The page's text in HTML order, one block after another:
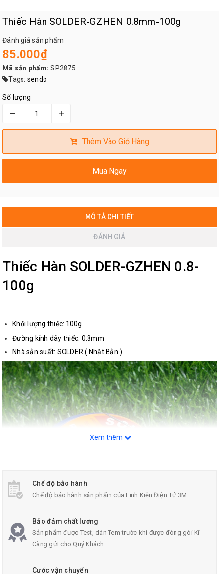
Thiếc Hàn SOLDER-GZHEN 0.8mm-100g
Đánh giá sản phẩm
85.000₫
Mã sản phẩm: SP2875
Tags: sendo
Số lượng
– +
Thêm Vào Giỏ Hàng
Mua Ngay
MÔ TẢ CHI TIẾT
ĐÁNH GIÁ
Thiếc Hàn SOLDER-GZHEN 0.8-
100g
Khối lượng thiếc: 100g
Đường kính dây thiếc: 0.8mm
Nhà sản suất: SOLDER ( Nhật Bản )
Xem thêm
Chế độ bảo hành
Chế độ bảo hành sản phẩm của Linh Kiện Điện Tử 3M
Bảo đảm chất lượng
Sản phẩm được Test, dán Tem trước khi được đóng gói Kĩ
Càng gửi cho Quý Khách
Cước vận chuyển